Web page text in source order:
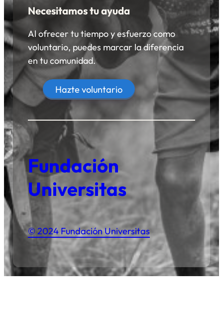
Necesitamos tu ayuda
Al ofrecer tu tiempo y esfuerzo como
voluntario, puedes marcar la diferencia
en tu comunidad.
Hazte voluntario
Fundación
Universitas
© 2024 Fundación Universitas